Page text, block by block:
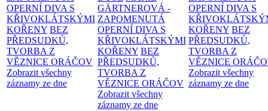
OPERNÍ DIVA S
KŘIVOKLÁTSKÝMI
KOŘENY BEZ
PŘEDSUDKŮ,
TVORBA Z
VĚZNICE ORÁČOV
Zobrazit všechny
záznamy ze dne
GÄRTNEROVÁ -
ZAPOMENUTÁ
OPERNÍ DIVA S
KŘIVOKLÁTSKÝMI
KOŘENY BEZ
PŘEDSUDKŮ,
TVORBA Z
VĚZNICE ORÁČOV
Zobrazit všechny
záznamy ze dne
OPERNÍ DIVA S
KOŘENY BEZ
PŘEDSUDKŮ,
TVORBA Z
VĚZNICE
Zobrazit všechny
záznamy ze dne